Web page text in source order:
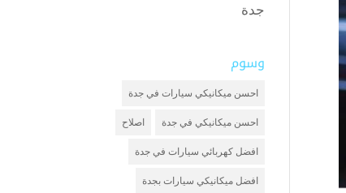
جدة
وسوم
احسن ميكانيكي سيارات في جدة
احسن ميكانيكي في جدة اصلاح
افضل كهربائي سيارات في جدة
افضل ميكانيكي سيارات بجدة